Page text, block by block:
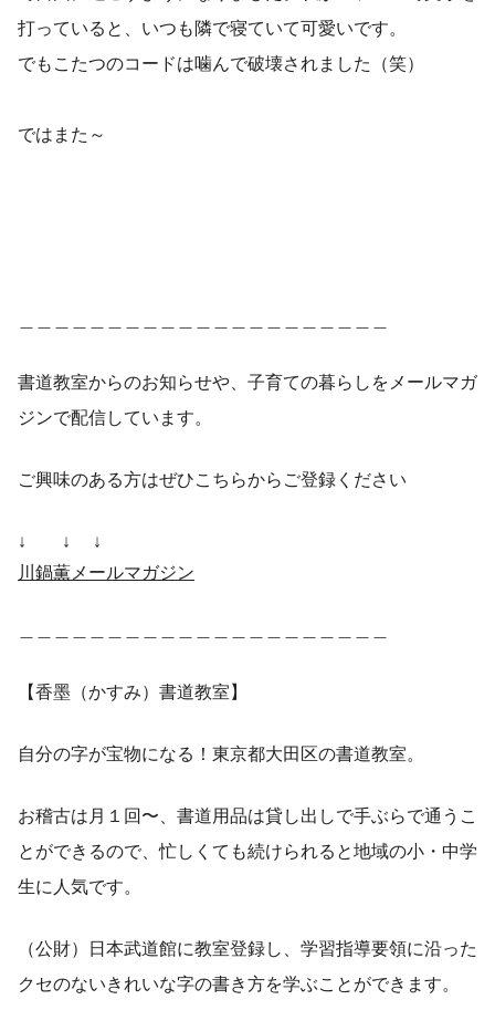
打っていると、いつも隣で寝ていて可愛いです。
でもこたつのコードは噛んで破壊されました（笑）
ではまた～
書道教室からのお知らせや、子育ての暮らしをメールマガ
ジンで配信しています。
ご興味のある方はぜひこちらからご登録ください
↓ ↓ ↓
川鍋薫メールマガジン
【香墨（かすみ）書道教室】
自分の字が宝物になる！東京都大田区の書道教室。
お稽古は月１回〜、書道用品は貸し出しで手ぶらで通うこ
とができるので、忙しくても続けられると地域の小・中学
生に人気です。
（公財）日本武道館に教室登録し、学習指導要領に沿った
クセのないきれいな字の書き方を学ぶことができます。